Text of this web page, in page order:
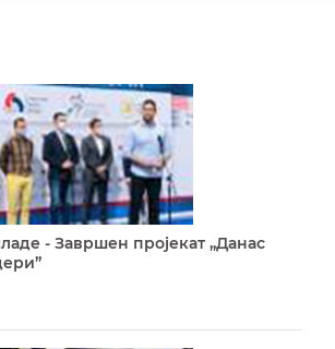
- Завршен пројекат „Данас